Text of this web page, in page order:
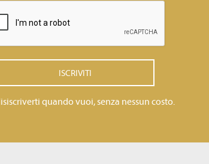
ISCRIVITI
quando vuoi, senza nessun costo.